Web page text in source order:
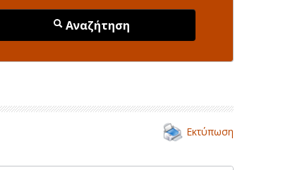
Αναζήτηση
Εκτύπωση